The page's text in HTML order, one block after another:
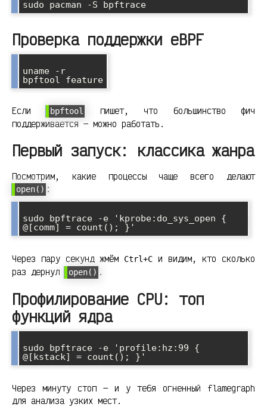
Проверка поддержки eBPF
uname -r
Если bpftool
пишет, что большинство фич
поддерживается — можно работать.
Первый запуск: классика жанра
Посмотрим, какие процессы чаще всего делают
open() :
sudo bpftrace -e 'kprobe:do_sys_open {
Через пару секунд жмём Ctrl+C и видим, кто сколько
раз дернул
open() .
Профилирование CPU: топ
функций ядра
sudo bpftrace -e 'profile:hz:99 {
Через минуту стоп — и у тебя огненный flamegraph
для анализа узких мест.